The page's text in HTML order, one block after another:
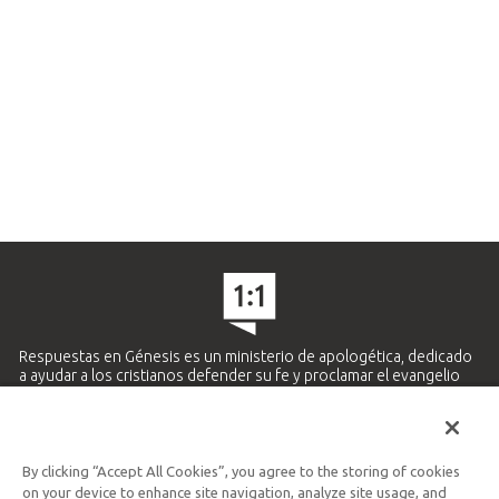
Respuestas en Génesis es un ministerio de apologética, dedicado
a ayudar a los cristianos defender su fe y proclamar el evangelio
Ministerio Hispano y Latinoamericano
By clicking “Accept All Cookies”, you agree to the storing of cookies
on your device to enhance site navigation, analyze site usage, and